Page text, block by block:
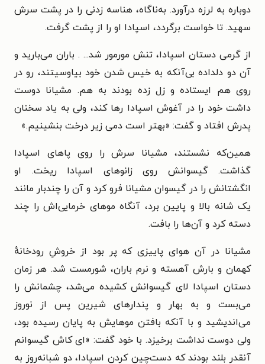
دوباره به لرزه درآورد. به‌ناگاه، هناسه زدنی را در پشت سرش
سهید. تا خواست برگردد، اسپادا او را از پشت گرفت.
از گرمی دستان اسپادا، تنش مور‌مور شد... . باران می‌بارید و
آن دو دلداده بی‌آنکه به خیس ‌شدن خود بیاوسیتند، رو در
روی هم ایستاده و زل زده بودند به هم. مشیانا دوست
داشت خود را در آغوش اسپادا رها کند، ولی به یاد سخنان
پدرش افتاد و گفت: «بهتر است دمی زیر درخت بنشینیم.»
همین‌که نشستند، مشیانا سرش را روی پاهای اسپادا
گذاشت. گیسوانش روی زانوهای اسپادا ریخت. او
انگشتانش را در گیسوان مشیانا فرو کرد و آن را چندبار مانند
یک شانه بالا و پایین برد، آنگاه موهای خرمایی‌اش را چند
دسته کرد و آن‌ها را بافت.
مشیانا در آن هوای پاییزی که پر بود از خروشِ رودخانه‌ٔ
کهمان و بارش آهسته و نرم باران، شورمست شد. هر زمان
دستان اسپادا لای گیسوانش کشیده می‌شد، چشمانش را
می‌بست و به بهار و پندارهای شیرین پس از نوروز
می‌اندیشید و با آنکه بافتن موهایش به پایان رسیده بود،
ولی دوست نداشت برخیزد. با خود گفت: «ای کاش گیسوانم
آنقدر بلند بودند که دست‌چین کردن اسپادا، دو شبانه‌روز به